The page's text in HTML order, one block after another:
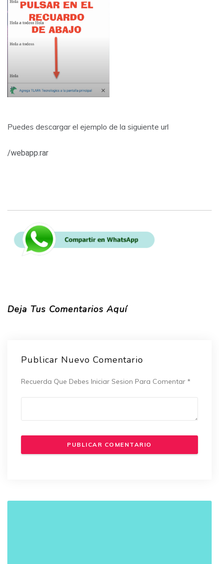
Puedes descargar el ejemplo de la siguiente url
/webapp.rar
Deja Tus Comentarios Aquí
Publicar Nuevo Comentario
Recuerda Que Debes Iniciar Sesion Para Comentar *